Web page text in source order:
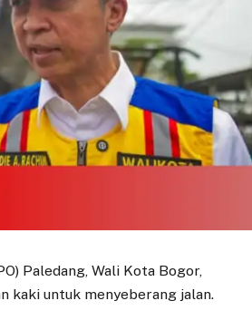
Paledang, Wali Kota Bogor,
kaki untuk menyeberang jalan.